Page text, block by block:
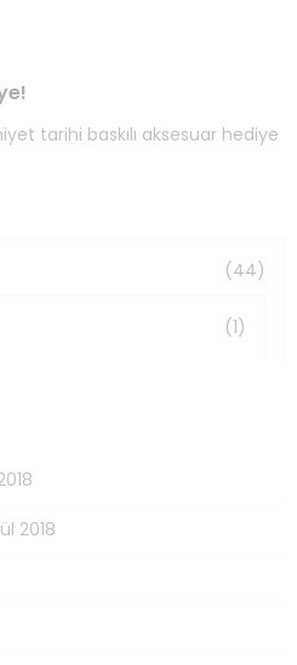
tarihi baskılı aksesuar hediye
(44)
(1)
2018